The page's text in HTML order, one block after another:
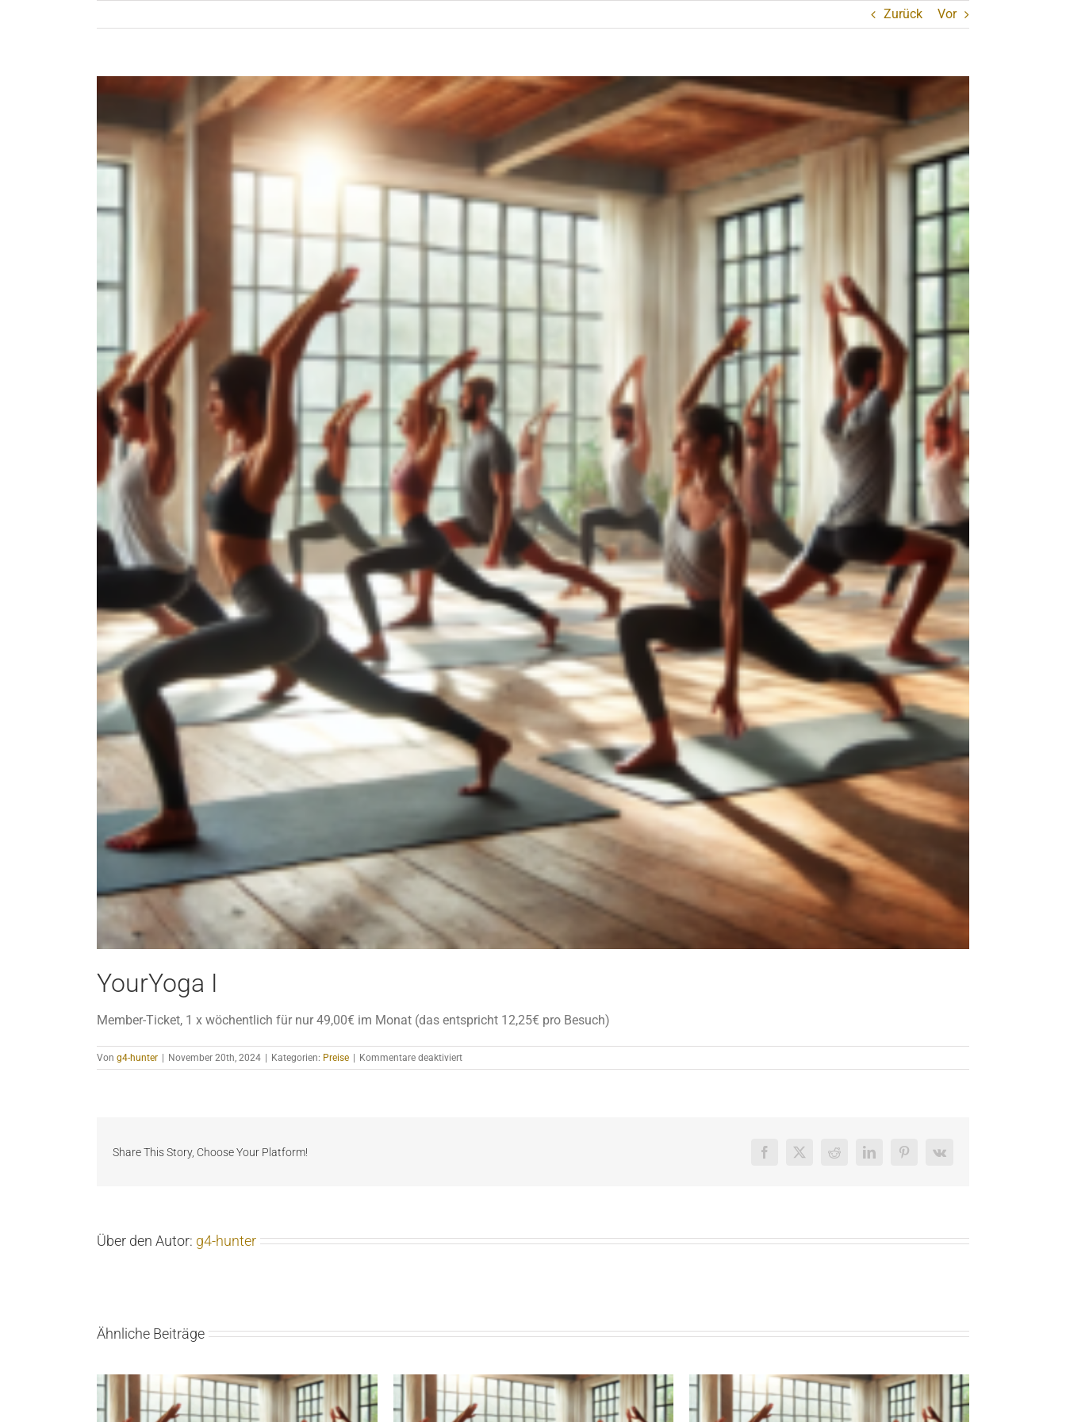
Zurück Vor
Bild
YourYoga I
Member-Ticket, 1 x wöchentlich für nur 49,00€ im Monat (das entspricht 12,25€ pro Besuch)
Von g4-hunter November 20th, 2024 Kategorien: Preise Kommentare deaktiviertfür
YourYoga
Share This Story, Choose Your Platform! Facebook
X Reddit LinkedInPinterest
Vk
Über den Autor: g4-hunter
Ähnliche Beiträge